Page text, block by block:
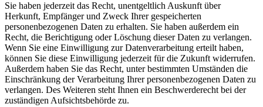
Sie haben jederzeit das Recht, unentgeltlich Auskunft über
Herkunft, Empfänger und Zweck Ihrer gespeicherten
personenbezogenen Daten zu erhalten. Sie haben außerdem ein
Recht, die Berichtigung oder Löschung dieser Daten zu verlangen.
Wenn Sie eine Einwilligung zur Datenverarbeitung erteilt haben,
können Sie diese Einwilligung jederzeit für die Zukunft widerrufen.
Außerdem haben Sie das Recht, unter bestimmten Umständen die
Einschränkung der Verarbeitung Ihrer personenbezogenen Daten zu
verlangen. Des Weiteren steht Ihnen ein Beschwerderecht bei der
zuständigen Aufsichtsbehörde zu.